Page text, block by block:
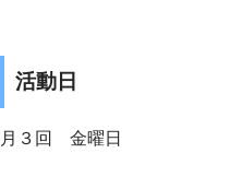
活動日
月３回 金曜日